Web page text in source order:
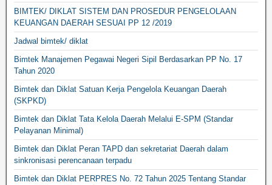
BIMTEK/ DIKLAT SISTEM DAN PROSEDUR PENGELOLAAN
KEUANGAN DAERAH SESUAI PP 12 /2019
Jadwal bimtek/ diklat
Bimtek Manajemen Pegawai Negeri Sipil Berdasarkan PP No. 17
Tahun 2020
Bimtek dan Diklat Satuan Kerja Pengelola Keuangan Daerah
(SKPKD)
Bimtek dan Diklat Tata Kelola Daerah Melalui E-SPM (Standar
Pelayanan Minimal)
Bimtek dan Diklat Peran TAPD dan sekretariat Daerah dalam
sinkronisasi perencanaan terpadu
Bimtek dan Diklat PERPRES No. 72 Tahun 2025 Tentang Standar